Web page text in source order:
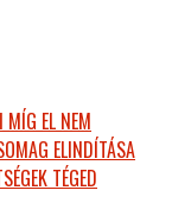
MÍG EL NEM
ELINDÍTÁSA
TÉGED